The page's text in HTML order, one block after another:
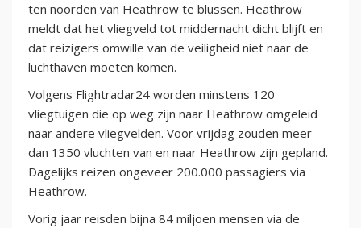
ten noorden van Heathrow te blussen. Heathrow
meldt dat het vliegveld tot middernacht dicht blijft en
dat reizigers omwille van de veiligheid niet naar de
luchthaven moeten komen.
Volgens Flightradar24 worden minstens 120
vliegtuigen die op weg zijn naar Heathrow omgeleid
naar andere vliegvelden. Voor vrijdag zouden meer
dan 1350 vluchten van en naar Heathrow zijn gepland.
Dagelijks reizen ongeveer 200.000 passagiers via
Heathrow.
Vorig jaar reisden bijna 84 miljoen mensen via de